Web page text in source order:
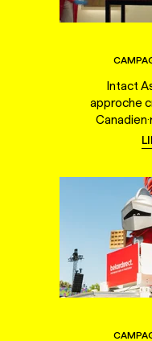
Intact
approche